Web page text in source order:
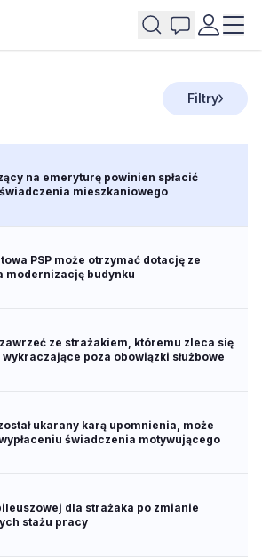
Filtry
na emeryturę powinien spłacić
mieszkaniowego
PSP może otrzymać dotację ze
modernizację budynku
ze strażakiem, któremu zleca się
poza obowiązki służbowe
ukarany karą upomnienia, może
świadczenia motywującego
dla strażaka po zmianie
stażu pracy